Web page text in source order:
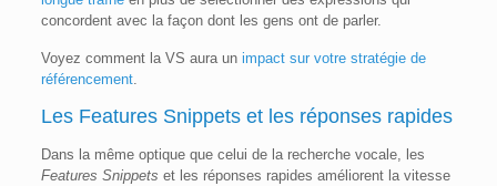
concordent avec la façon dont les gens ont de parler.
Voyez comment la VS aura un impact sur votre stratégie de
référencement.
Les Features Snippets et les réponses rapides
Dans la même optique que celui de la recherche vocale, les
Features Snippets et les réponses rapides améliorent la vitesse